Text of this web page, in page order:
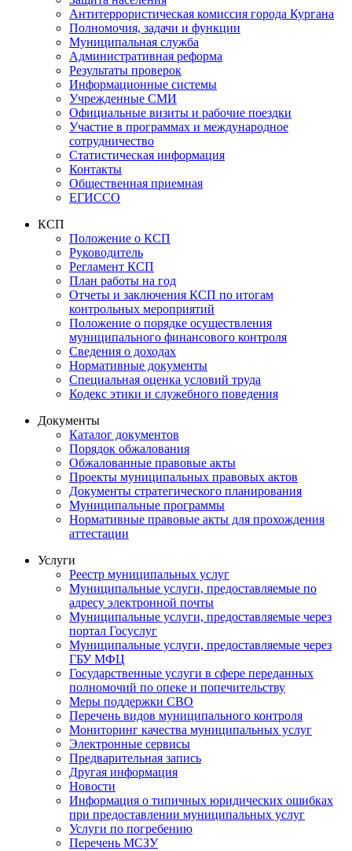
Антитеррористическая комиссия города Кургана
Полномочия, задачи и функции
Муниципальная служба
Административная реформа
Результаты проверок
Информационные системы
Учрежденные СМИ
Официальные визиты и рабочие поездки
Участие в программах и международное
сотрудничество
Статистическая информация
Контакты
Общественная приемная
ЕГИССО
КСП
Положение о КСП
Руководитель
Регламент КСП
План работы на год
Отчеты и заключения КСП по итогам
контрольных мероприятий
Положение о порядке осуществления
муниципального финансового контроля
Сведения о доходах
Нормативные документы
Специальная оценка условий труда
Кодекс этики и служебного поведения
Документы
Каталог документов
Порядок обжалования
Обжалованные правовые акты
Проекты муниципальных правовых актов
Документы стратегического планирования
Муниципальные программы
Нормативные правовые акты для прохождения
аттестации
Услуги
Реестр муниципальных услуг
Муниципальные услуги, предоставляемые по
адресу электронной почты
Муниципальные услуги, предоставляемые через
портал Госуслуг
Муниципальные услуги, предоставляемые через
ГБУ МФЦ
Государственные услуги в сфере переданных
полномочий по опеке и попечительству
Меры поддержки СВО
Перечень видов муниципального контроля
Мониторинг качества муниципальных услуг
Электронные сервисы
Предварительная запись
Другая информация
Новости
Информация о типичных юридических ошибках
при предоставлении муниципальных услуг
Услуги по погребению
Перечень МСЗУ